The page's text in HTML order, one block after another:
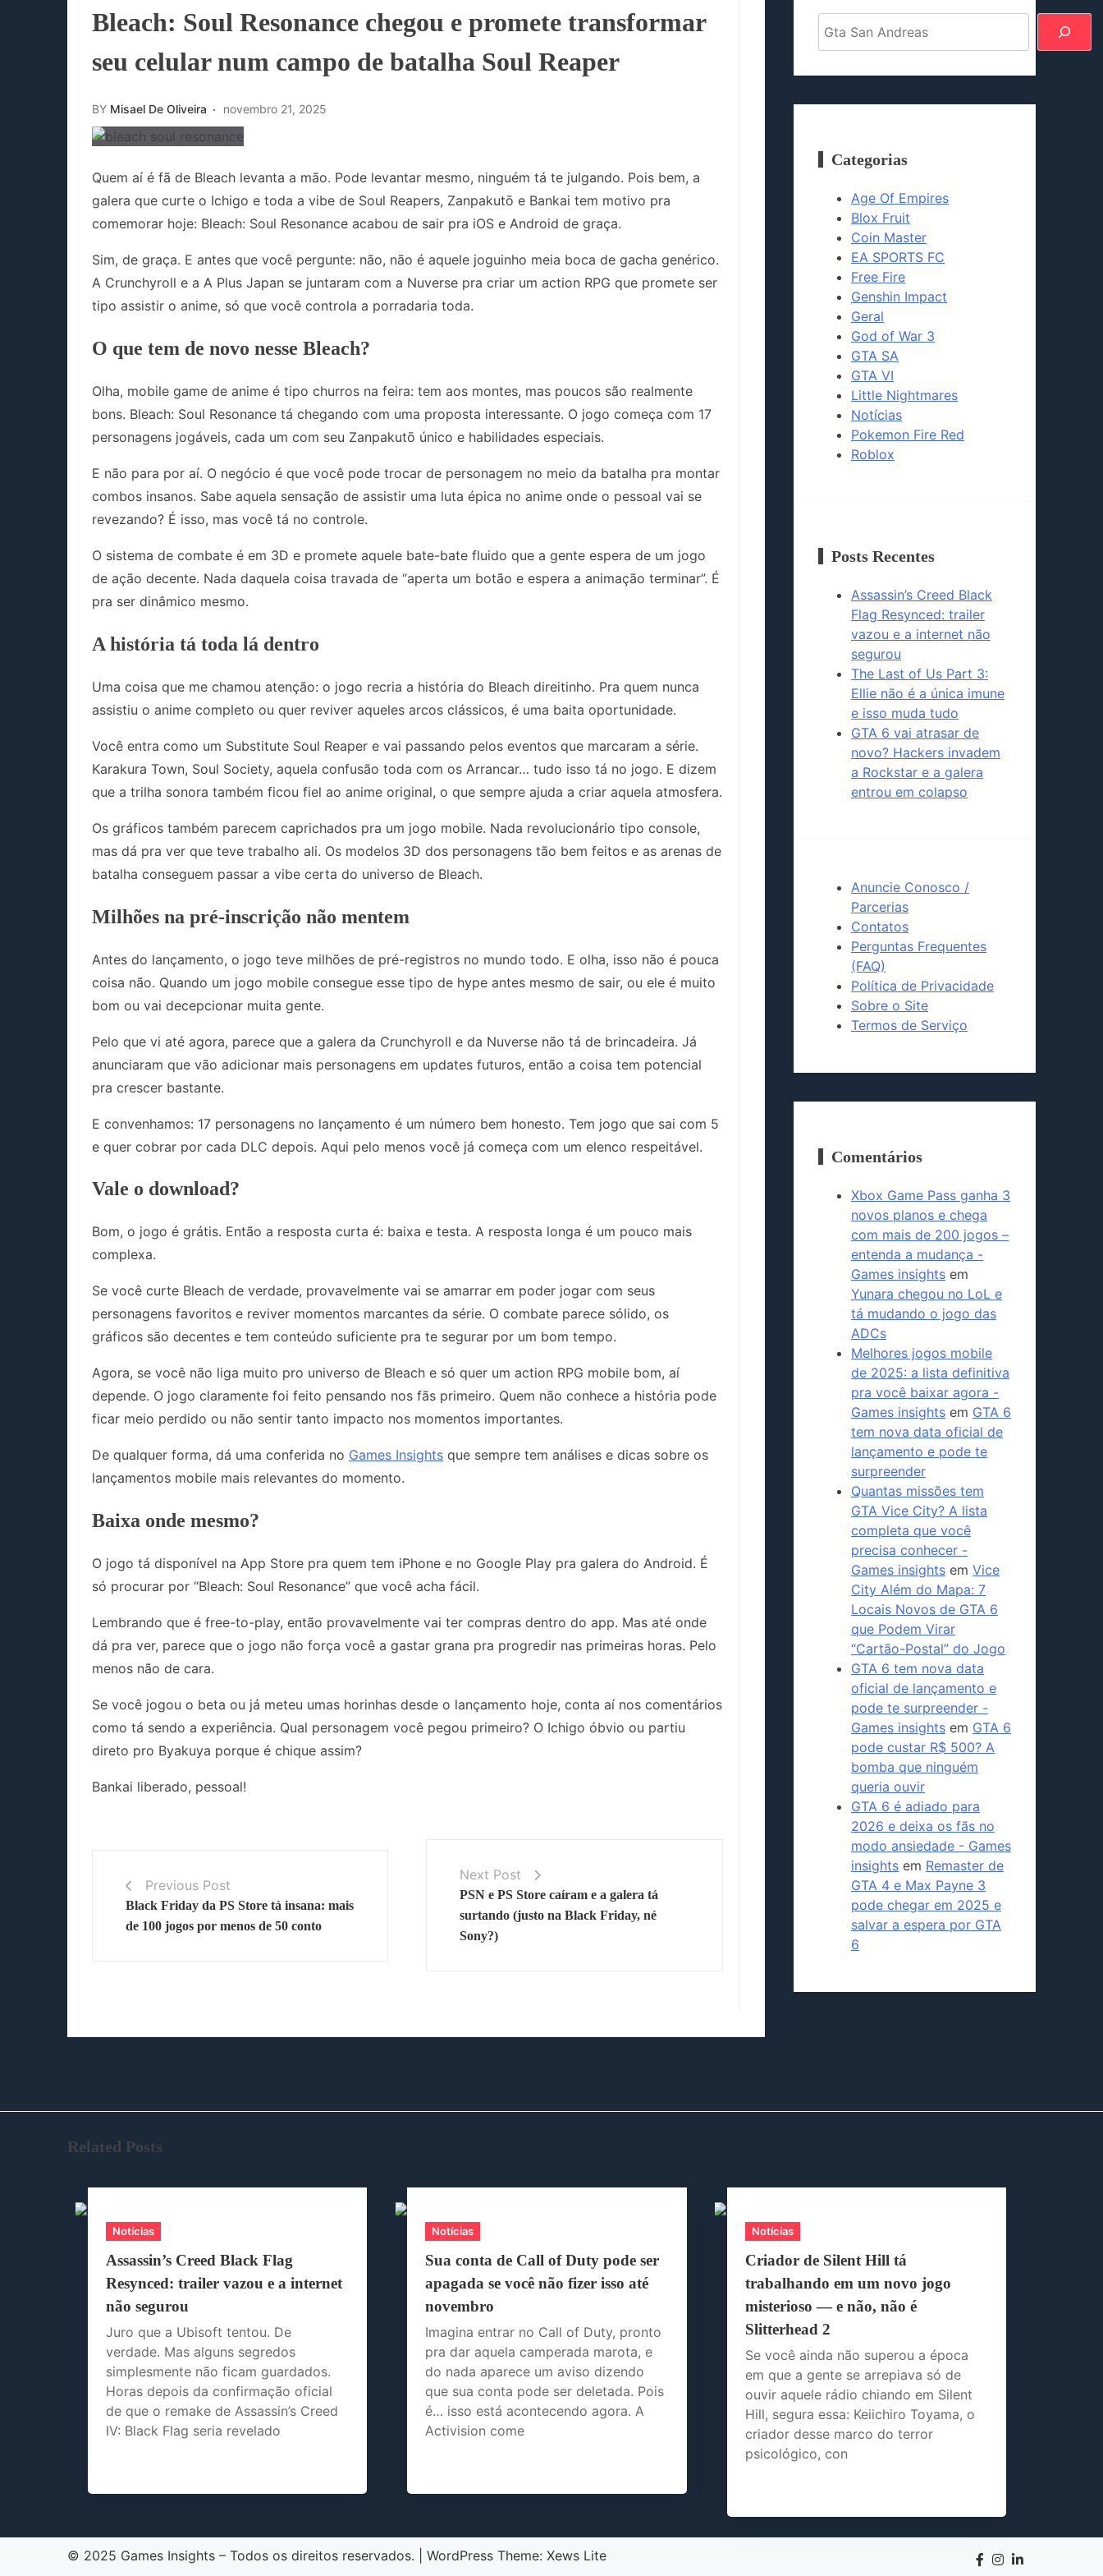
Bleach: Soul Resonance chegou e promete transformar
seu celular num campo de batalha Soul Reaper
BY Misael De Oliveira novembro 21, 2025
Quem aí é fã de Bleach levanta a mão. Pode levantar mesmo, ninguém tá te julgando. Pois bem, a
galera que curte o Ichigo e toda a vibe de Soul Reapers, Zanpakutō e Bankai tem motivo pra
comemorar hoje: Bleach: Soul Resonance acabou de sair pra iOS e Android de graça.
Sim, de graça. E antes que você pergunte: não, não é aquele joguinho meia boca de gacha genérico.
A Crunchyroll e a A Plus Japan se juntaram com a Nuverse pra criar um action RPG que promete ser
tipo assistir o anime, só que você controla a porradaria toda.
O que tem de novo nesse Bleach?
Olha, mobile game de anime é tipo churros na feira: tem aos montes, mas poucos são realmente
bons. Bleach: Soul Resonance tá chegando com uma proposta interessante. O jogo começa com 17
personagens jogáveis, cada um com seu Zanpakutō único e habilidades especiais.
E não para por aí. O negócio é que você pode trocar de personagem no meio da batalha pra montar
combos insanos. Sabe aquela sensação de assistir uma luta épica no anime onde o pessoal vai se
revezando? É isso, mas você tá no controle.
O sistema de combate é em 3D e promete aquele bate-bate fluido que a gente espera de um jogo
de ação decente. Nada daquela coisa travada de “aperta um botão e espera a animação terminar”. É
pra ser dinâmico mesmo.
A história tá toda lá dentro
Uma coisa que me chamou atenção: o jogo recria a história do Bleach direitinho. Pra quem nunca
assistiu o anime completo ou quer reviver aqueles arcos clássicos, é uma baita oportunidade.
Você entra como um Substitute Soul Reaper e vai passando pelos eventos que marcaram a série.
Karakura Town, Soul Society, aquela confusão toda com os Arrancar… tudo isso tá no jogo. E dizem
que a trilha sonora também ficou fiel ao anime original, o que sempre ajuda a criar aquela atmosfera.
Os gráficos também parecem caprichados pra um jogo mobile. Nada revolucionário tipo console,
mas dá pra ver que teve trabalho ali. Os modelos 3D dos personagens tão bem feitos e as arenas de
batalha conseguem passar a vibe certa do universo de Bleach.
Milhões na pré-inscrição não mentem
Antes do lançamento, o jogo teve milhões de pré-registros no mundo todo. E olha, isso não é pouca
coisa não. Quando um jogo mobile consegue esse tipo de hype antes mesmo de sair, ou ele é muito
bom ou vai decepcionar muita gente.
Pelo que vi até agora, parece que a galera da Crunchyroll e da Nuverse não tá de brincadeira. Já
anunciaram que vão adicionar mais personagens em updates futuros, então a coisa tem potencial
pra crescer bastante.
E convenhamos: 17 personagens no lançamento é um número bem honesto. Tem jogo que sai com 5
e quer cobrar por cada DLC depois. Aqui pelo menos você já começa com um elenco respeitável.
Vale o download?
Bom, o jogo é grátis. Então a resposta curta é: baixa e testa. A resposta longa é um pouco mais
complexa.
Se você curte Bleach de verdade, provavelmente vai se amarrar em poder jogar com seus
personagens favoritos e reviver momentos marcantes da série. O combate parece sólido, os
gráficos são decentes e tem conteúdo suficiente pra te segurar por um bom tempo.
Agora, se você não liga muito pro universo de Bleach e só quer um action RPG mobile bom, aí
depende. O jogo claramente foi feito pensando nos fãs primeiro. Quem não conhece a história pode
ficar meio perdido ou não sentir tanto impacto nos momentos importantes.
De qualquer forma, dá uma conferida no Games Insights que sempre tem análises e dicas sobre os
lançamentos mobile mais relevantes do momento.
Baixa onde mesmo?
O jogo tá disponível na App Store pra quem tem iPhone e no Google Play pra galera do Android. É
só procurar por “Bleach: Soul Resonance” que você acha fácil.
Lembrando que é free-to-play, então provavelmente vai ter compras dentro do app. Mas até onde
dá pra ver, parece que o jogo não força você a gastar grana pra progredir nas primeiras horas. Pelo
menos não de cara.
Se você jogou o beta ou já meteu umas horinhas desde o lançamento hoje, conta aí nos comentários
como tá sendo a experiência. Qual personagem você pegou primeiro? O Ichigo óbvio ou partiu
direto pro Byakuya porque é chique assim?
Bankai liberado, pessoal!
Previous Post
Black Friday da PS Store tá insana: mais
de 100 jogos por menos de 50 conto
Next Post
PSN e PS Store caíram e a galera tá
surtando (justo na Black Friday, né
Sony?)
Categorias
Age Of Empires
Blox Fruit
Coin Master
EA SPORTS FC
Free Fire
Genshin Impact
Geral
God of War 3
GTA SA
GTA VI
Little Nightmares
Notícias
Pokemon Fire Red
Roblox
Posts Recentes
Assassin’s Creed Black
Flag Resynced: trailer
vazou e a internet não
segurou
The Last of Us Part 3:
Ellie não é a única imune
e isso muda tudo
GTA 6 vai atrasar de
novo? Hackers invadem
a Rockstar e a galera
entrou em colapso
Anuncie Conosco /
Parcerias
Contatos
Perguntas Frequentes
(FAQ)
Política de Privacidade
Sobre o Site
Termos de Serviço
Comentários
Xbox Game Pass ganha 3
novos planos e chega
com mais de 200 jogos –
entenda a mudança -
Games insights em
Yunara chegou no LoL e
tá mudando o jogo das
ADCs
Melhores jogos mobile
de 2025: a lista definitiva
pra você baixar agora -
Games insights em GTA 6
tem nova data oficial de
lançamento e pode te
surpreender
Quantas missões tem
GTA Vice City? A lista
completa que você
precisa conhecer -
Games insights em Vice
City Além do Mapa: 7
Locais Novos de GTA 6
que Podem Virar
“Cartão-Postal” do Jogo
GTA 6 tem nova data
oficial de lançamento e
pode te surpreender -
Games insights em GTA 6
pode custar R$ 500? A
bomba que ninguém
queria ouvir
GTA 6 é adiado para
2026 e deixa os fãs no
modo ansiedade - Games
insights em Remaster de
GTA 4 e Max Payne 3
pode chegar em 2025 e
salvar a espera por GTA
6
Related Posts
Notícias
Assassin’s Creed Black Flag
Resynced: trailer vazou e a internet
não segurou
Juro que a Ubisoft tentou. De
verdade. Mas alguns segredos
simplesmente não ficam guardados.
Horas depois da confirmação oficial
de que o remake de Assassin’s Creed
IV: Black Flag seria revelado
Notícias
Sua conta de Call of Duty pode ser
apagada se você não fizer isso até
novembro
Imagina entrar no Call of Duty, pronto
pra dar aquela camperada marota, e
do nada aparece um aviso dizendo
que sua conta pode ser deletada. Pois
é… isso está acontecendo agora. A
Activision come
Notícias
Criador de Silent Hill tá
trabalhando em um novo jogo
misterioso — e não, não é
Slitterhead 2
Se você ainda não superou a época
em que a gente se arrepiava só de
ouvir aquele rádio chiando em Silent
Hill, segura essa: Keiichiro Toyama, o
criador desse marco do terror
psicológico, con
© 2025 Games Insights – Todos os direitos reservados. WordPress Theme: Xews Lite